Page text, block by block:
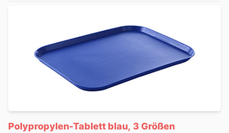
Polypropylen-Tablett blau, 3 Größen